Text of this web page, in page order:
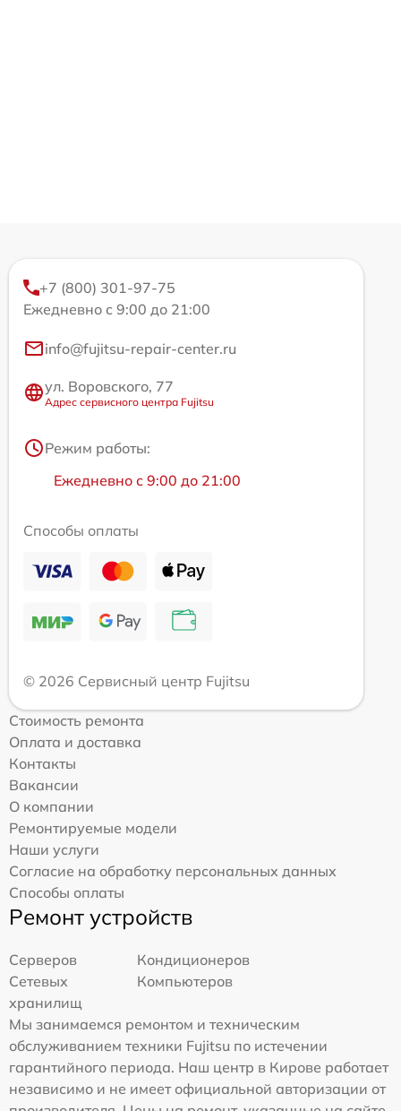
+7 (800) 301-97-75
Ежедневно с 9:00 до 21:00
info@fujitsu-repair-center.ru
ул. Воровского, 77
Адрес сервисного центра Fujitsu
Режим работы:
Ежедневно с 9:00 до 21:00
Способы оплаты
© 2026 Сервисный центр Fujitsu
Стоимость ремонта
Оплата и доставка
Контакты
Вакансии
О компании
Ремонтируемые модели
Наши услуги
Согласие на обработку персональных данных
Способы оплаты
Ремонт устройств
Серверов
Кондиционеров
Сетевых
хранилищ
Компьютеров
Мы занимаемся ремонтом и техническим
обслуживанием техники Fujitsu по истечении
гарантийного периода. Наш центр в Кирове работает
независимо и не имеет официальной авторизации от